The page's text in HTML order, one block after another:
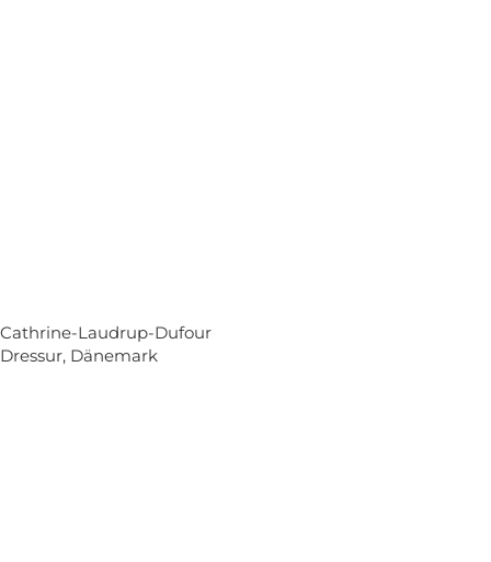
Cathrine-Laudrup-Dufour
Dressur, Dänemark